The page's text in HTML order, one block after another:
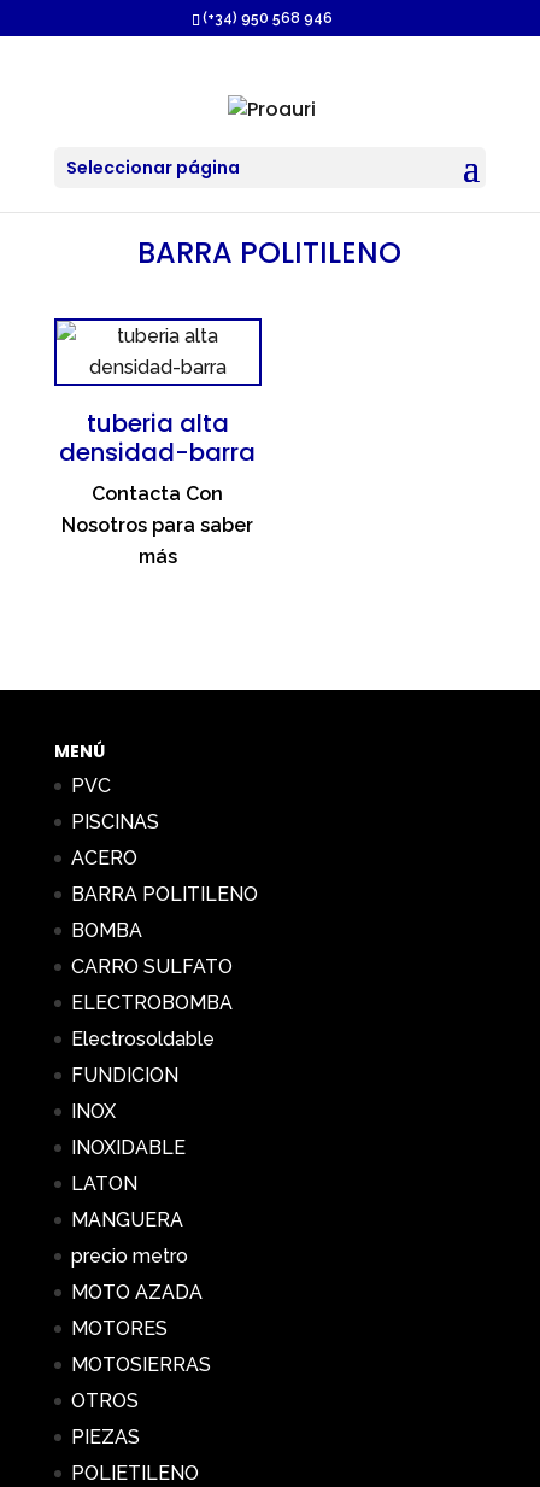
(+34) 950 568 946
Seleccionar página
BARRA POLITILENO
tuberia alta
densidad-barra
Contacta Con
Nosotros para saber
más
MENÚ
PVC
PISCINAS
ACERO
BARRA POLITILENO
BOMBA
CARRO SULFATO
ELECTROBOMBA
Electrosoldable
FUNDICION
INOX
INOXIDABLE
LATON
MANGUERA
precio metro
MOTO AZADA
MOTORES
MOTOSIERRAS
OTROS
PIEZAS
POLIETILENO